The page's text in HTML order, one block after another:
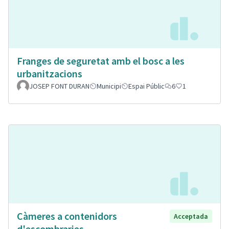
Franges de seguretat amb el bosc a les
urbanitzacions
JOSEP FONT DURAN Municipi Espai Públic 6 1
Càmeres a contenidors
Acceptada